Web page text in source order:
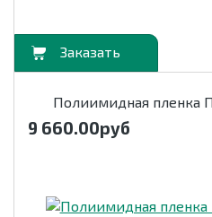
Полиимидная пленка
9 660.00руб